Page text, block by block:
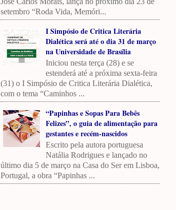
setembro “Roda Vida, Memóri...
I Simpósio de Critica Literária
Dialética será até o dia 31 de março
na Universidade de Brasília
Iniciou nesta terça (28) e se
estenderá até a próxima sexta-feira
(31) o I Simpósio de Critica Literária Dialética,
com o tema “Caminhos ...
“Papinhas e Sopas Para Bebês
Felizes”, o guia de alimentação para
gestantes e recém-nascidos
Escrito pela autora portuguesa
Natália Rodrigues e lançado no
último dia 5 de março na Casa do Ser em Lisboa,
Portugal, a obra “Papinhas ...